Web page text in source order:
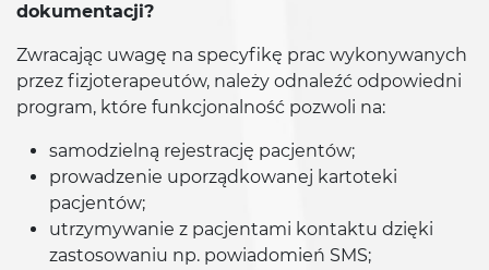
dokumentacji?
Zwracając uwagę na specyfikę prac wykonywanych
przez fizjoterapeutów, należy odnaleźć odpowiedni
program, które funkcjonalność pozwoli na:
samodzielną rejestrację pacjentów;
prowadzenie uporządkowanej kartoteki
pacjentów;
utrzymywanie z pacjentami kontaktu dzięki
zastosowaniu np. powiadomień SMS;